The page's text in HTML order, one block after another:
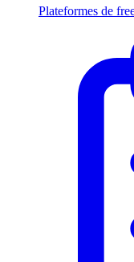
Plateformes de